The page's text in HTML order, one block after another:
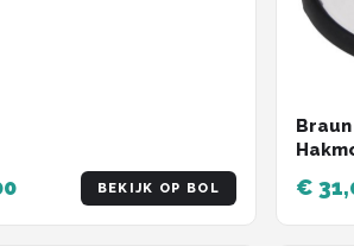
BEKIJK OP BOL
Braun
€